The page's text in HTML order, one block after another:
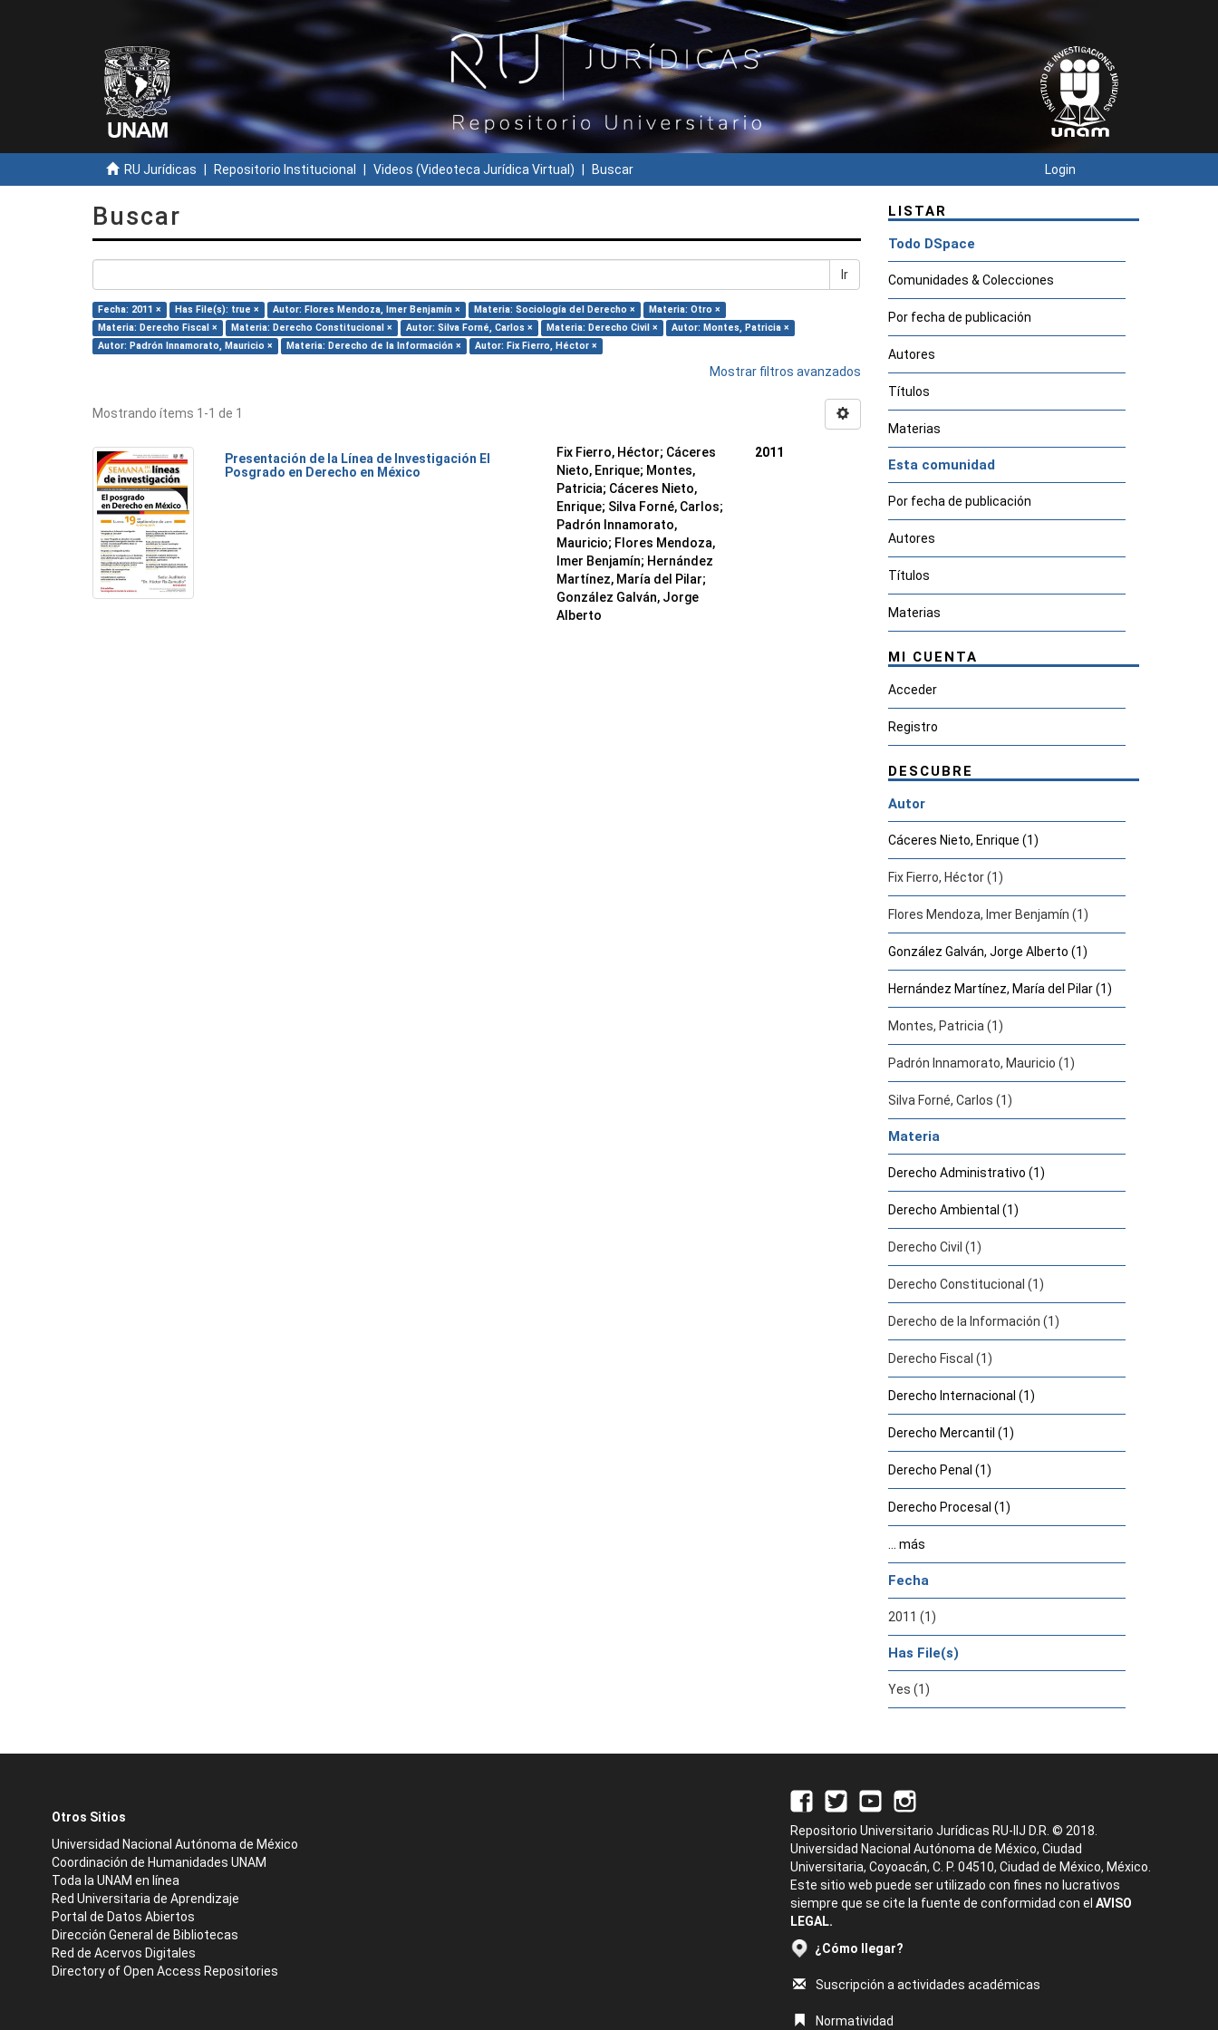
RU Jurídicas Repositorio Institucional Videos (Videoteca Jurídica Virtual) Buscar Login
Buscar
Ir
Fecha: 2011 × Has File(s): true × Autor: Flores Mendoza, Imer Benjamín × Materia: Sociología del Derecho ×
Materia: Otro ×
Materia: Derecho Fiscal ×
Materia: Derecho Constitucional × Autor: Silva Forné, Carlos × Materia: Derecho Civil ×
Autor: Montes, Patricia ×
Autor: Padrón Innamorato, Mauricio ×
Materia: Derecho de la Información × Autor: Fix Fierro, Héctor ×
Mostrar filtros avanzados
Mostrando ítems 1-1 de 1
Presentación de la Línea de Investigación El
Posgrado en Derecho en México
Fix Fierro, Héctor; Cáceres
Nieto, Enrique; Montes,
Patricia; Cáceres Nieto,
Enrique; Silva Forné, Carlos;
Padrón Innamorato,
Mauricio; Flores Mendoza,
Imer Benjamín; Hernández
Martínez, María del Pilar;
González Galván, Jorge
Alberto
2011
LISTAR
Todo DSpace
Comunidades & Colecciones
Por fecha de publicación
Autores
Títulos
Materias
Esta comunidad
Por fecha de publicación
Autores
Títulos
Materias
MI CUENTA
Acceder
Registro
DESCUBRE
Autor
Cáceres Nieto, Enrique (1)
Fix Fierro, Héctor (1)
Flores Mendoza, Imer Benjamín (1)
González Galván, Jorge Alberto (1)
Hernández Martínez, María del Pilar (1)
Montes, Patricia (1)
Padrón Innamorato, Mauricio (1)
Silva Forné, Carlos (1)
Materia
Derecho Administrativo (1)
Derecho Ambiental (1)
Derecho Civil (1)
Derecho Constitucional (1)
Derecho de la Información (1)
Derecho Fiscal (1)
Derecho Internacional (1)
Derecho Mercantil (1)
Derecho Penal (1)
Derecho Procesal (1)
... más
Fecha
2011 (1)
Has File(s)
Yes (1)
Otros Sitios
Universidad Nacional Autónoma de México
Coordinación de Humanidades UNAM
Toda la UNAM en línea
Red Universitaria de Aprendizaje
Portal de Datos Abiertos
Dirección General de Bibliotecas
Red de Acervos Digitales
Directory of Open Access Repositories
Repositorio Universitario Jurídicas RU-IIJ D.R. © 2018.
Universidad Nacional Autónoma de México, Ciudad
Universitaria, Coyoacán, C. P. 04510, Ciudad de México, México.
Este sitio web puede ser utilizado con fines no lucrativos
siempre que se cite la fuente de conformidad con el AVISO
LEGAL.
¿Cómo llegar?
Suscripción a actividades académicas
Normatividad